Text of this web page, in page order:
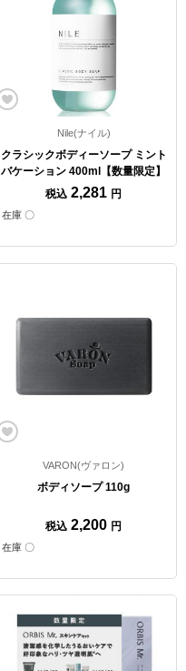
Nile(ナイル)
クラシックボディーソープ ミント
バケーション 400ml【数量限定】
税込 2,281 円
在庫 〇
VARON(ヴァロン)
ボディソープ 110g
税込 2,200 円
在庫 〇